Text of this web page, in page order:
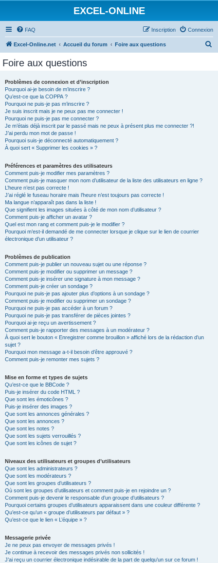
EXCEL-ONLINE
FAQ Connexion
Inscription
Excel-Online.net Accueil du forum Foire aux questions
Foire aux questions
Problèmes de connexion et d’inscription
Pourquoi ai-je besoin de m’inscrire ?
Qu’est-ce que la COPPA ?
Pourquoi ne puis-je pas m’inscrire ?
Je suis inscrit mais je ne peux pas me connecter !
Pourquoi ne puis-je pas me connecter ?
Je m’étais déjà inscrit par le passé mais ne peux à présent plus me connecter ?!
J’ai perdu mon mot de passe !
Pourquoi suis-je déconnecté automatiquement ?
À quoi sert « Supprimer les cookies » ?
Préférences et paramètres des utilisateurs
Comment puis-je modifier mes paramètres ?
Comment puis-je masquer mon nom d’utilisateur de la liste des utilisateurs en ligne ?
L’heure n’est pas correcte !
J’ai réglé le fuseau horaire mais l’heure n’est toujours pas correcte !
Ma langue n’apparaît pas dans la liste !
Que signifient les images situées à côté de mon nom d’utilisateur ?
Comment puis-je afficher un avatar ?
Quel est mon rang et comment puis-je le modifier ?
Pourquoi m’est-il demandé de me connecter lorsque je clique sur le lien de courrier
électronique d’un utilisateur ?
Problèmes de publication
Comment puis-je publier un nouveau sujet ou une réponse ?
Comment puis-je modifier ou supprimer un message ?
Comment puis-je insérer une signature à mon message ?
Comment puis-je créer un sondage ?
Pourquoi ne puis-je pas ajouter plus d’options à un sondage ?
Comment puis-je modifier ou supprimer un sondage ?
Pourquoi ne puis-je pas accéder à un forum ?
Pourquoi ne puis-je pas transférer de pièces jointes ?
Pourquoi ai-je reçu un avertissement ?
Comment puis-je rapporter des messages à un modérateur ?
À quoi sert le bouton « Enregistrer comme brouillon » affiché lors de la rédaction d’un
sujet ?
Pourquoi mon message a-t-il besoin d’être approuvé ?
Comment puis-je remonter mes sujets ?
Mise en forme et types de sujets
Qu’est-ce que le BBCode ?
Puis-je insérer du code HTML ?
Que sont les émoticônes ?
Puis-je insérer des images ?
Que sont les annonces générales ?
Que sont les annonces ?
Que sont les notes ?
Que sont les sujets verrouillés ?
Que sont les icônes de sujet ?
Niveaux des utilisateurs et groupes d’utilisateurs
Que sont les administrateurs ?
Que sont les modérateurs ?
Que sont les groupes d’utilisateurs ?
Où sont les groupes d’utilisateurs et comment puis-je en rejoindre un ?
Comment puis-je devenir le responsable d’un groupe d’utilisateurs ?
Pourquoi certains groupes d’utilisateurs apparaissent dans une couleur différente ?
Qu’est-ce qu’un « groupe d’utilisateurs par défaut » ?
Qu’est-ce que le lien « L’équipe » ?
Messagerie privée
Je ne peux pas envoyer de messages privés !
Je continue à recevoir des messages privés non sollicités !
J’ai reçu un courrier électronique indésirable de la part de quelqu’un sur ce forum !